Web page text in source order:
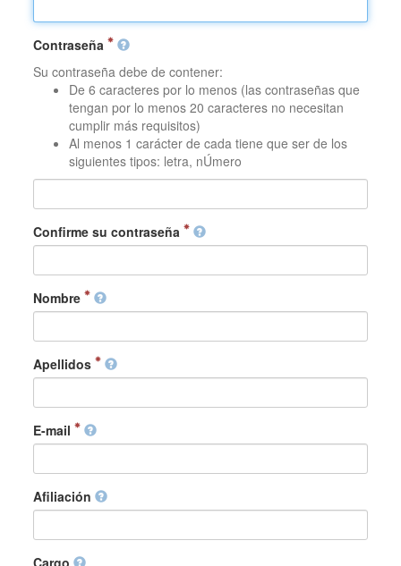
Contraseña
Su contraseña debe de contener:
De 6 caracteres por lo menos (las contraseñas que
tengan por lo menos 20 caracteres no necesitan
cumplir más requisitos)
Al menos 1 carácter de cada tiene que ser de los
siguientes tipos: letra, nÚmero
Confirme su contraseña
Nombre
Apellidos
E-mail
Afiliación
Cargo